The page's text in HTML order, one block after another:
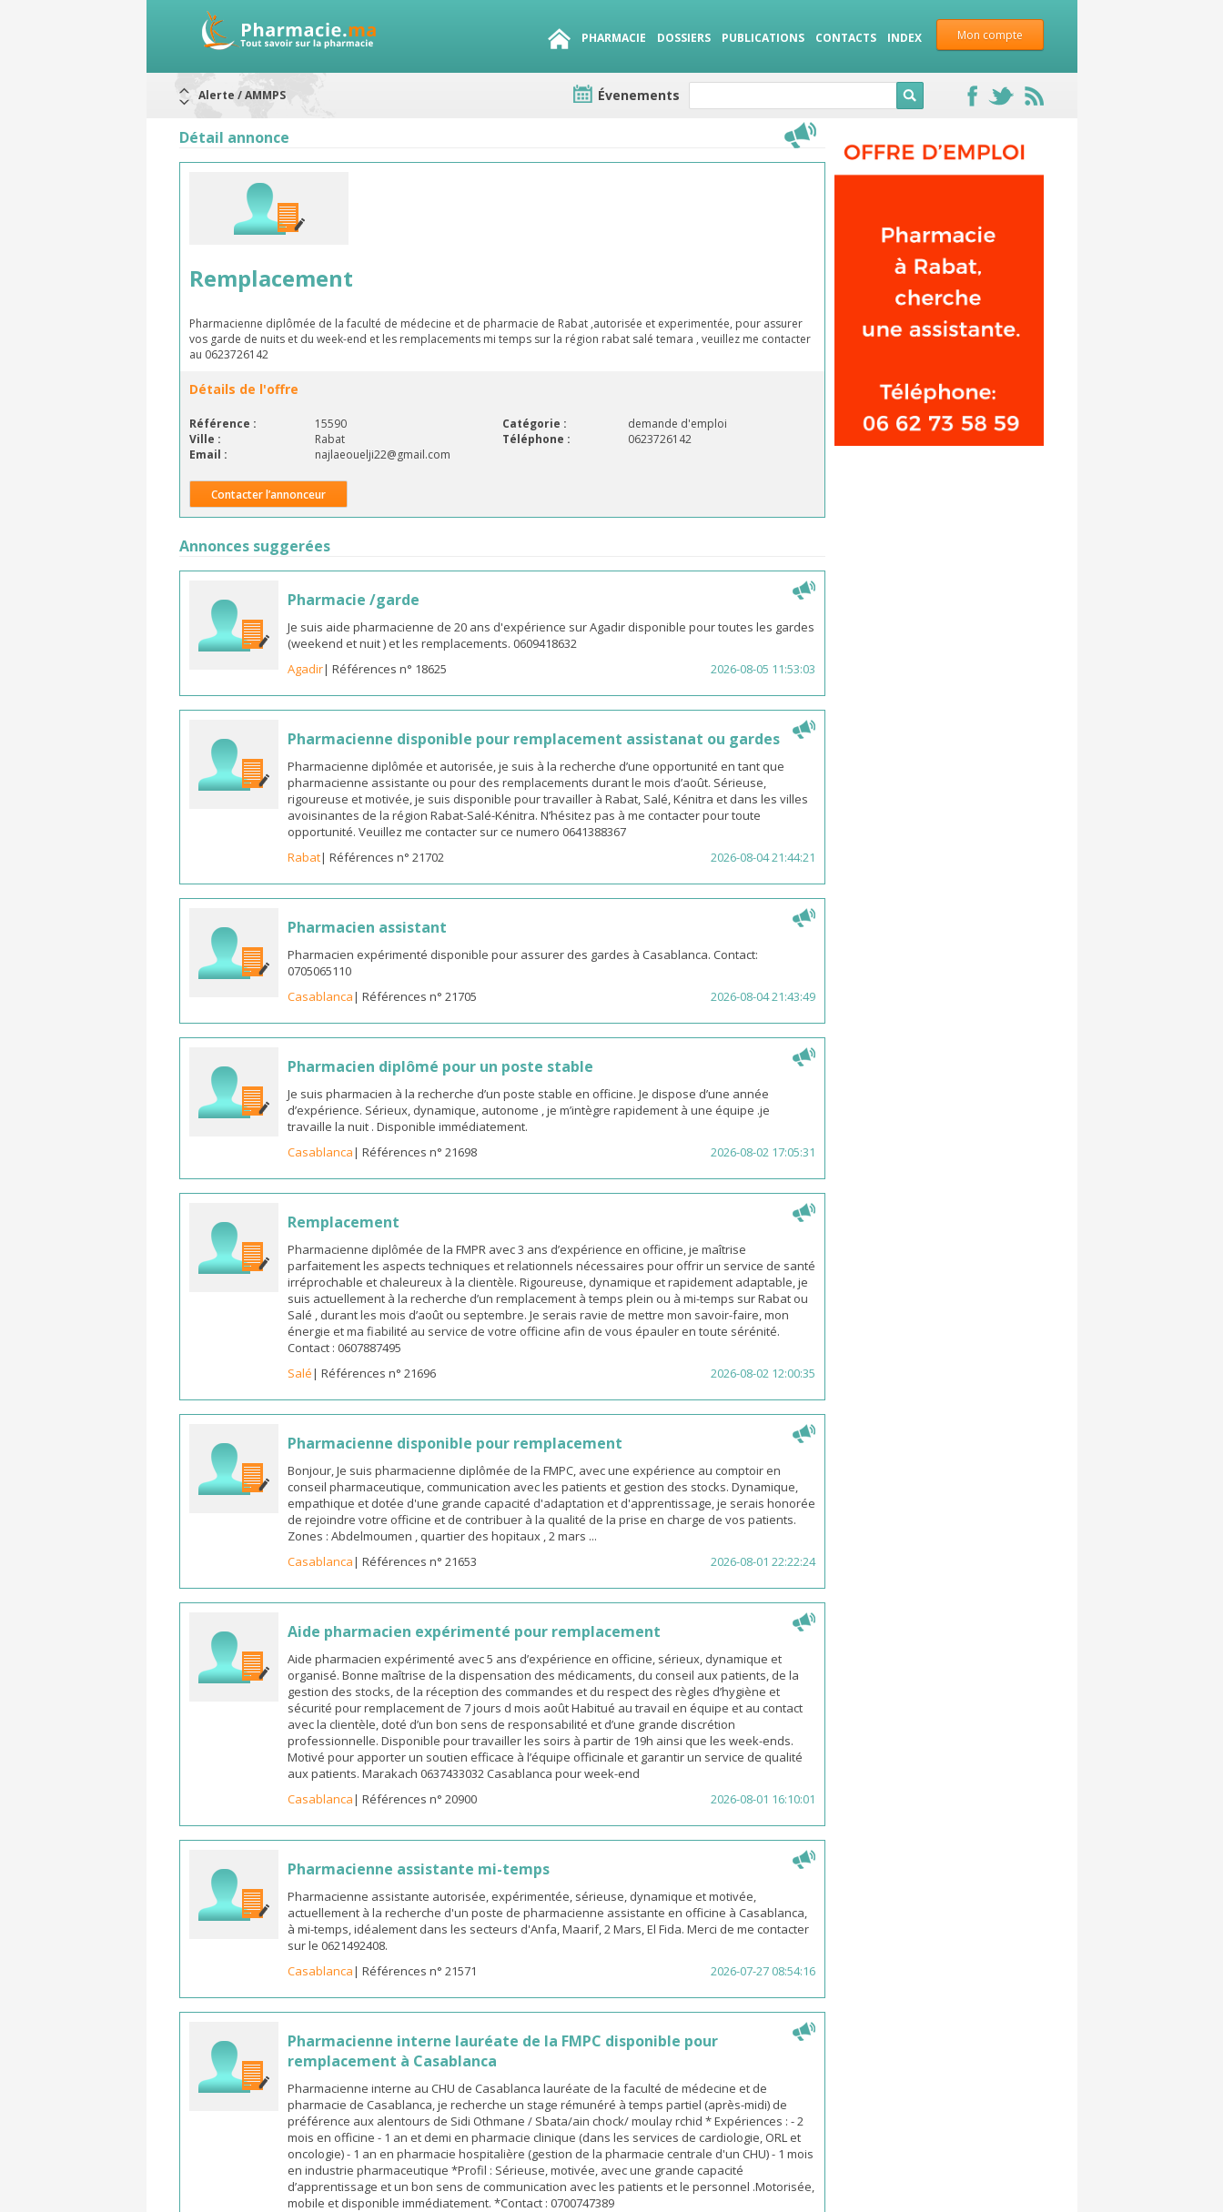
Mon compte
PHARMACIE DOSSIERS PUBLICATIONS CONTACTS INDEX
Alerte / AMMPS
ARRÊT DE COMMERCIALISATION
Rappel de lots : préparations lactées
Évenements
Détail annonce
Remplacement
Pharmacienne diplômée de la faculté de médecine et de pharmacie de Rabat ,autorisée et experimentée, pour assurer
vos garde de nuits et du week-end et les remplacements mi temps sur la région rabat salé temara , veuillez me contacter
au 0623726142
Détails de l'offre
Référence : 15590 Catégorie :
demande d'emploi
Ville :
Rabat Téléphone :
0623726142
Email :
najlaeouelji22@gmail.com
Contacter l’annonceur
Annonces suggerées
Pharmacie /garde
Je suis aide pharmacienne de 20 ans d'expérience sur Agadir disponible pour toutes les gardes
(weekend et nuit ) et les remplacements. 0609418632
Agadir| Références n° 18625 2026-08-05 11:53:03
Pharmacienne disponible pour remplacement assistanat ou gardes
Pharmacienne diplômée et autorisée, je suis à la recherche d’une opportunité en tant que
pharmacienne assistante ou pour des remplacements durant le mois d’août. Sérieuse,
rigoureuse et motivée, je suis disponible pour travailler à Rabat, Salé, Kénitra et dans les villes
avoisinantes de la région Rabat-Salé-Kénitra. N’hésitez pas à me contacter pour toute
opportunité. Veuillez me contacter sur ce numero 0641388367
Rabat| Références n° 21702 2026-08-04 21:44:21
Pharmacien assistant
Pharmacien expérimenté disponible pour assurer des gardes à Casablanca. Contact:
0705065110
Casablanca| Références n° 21705 2026-08-04 21:43:49
Pharmacien diplômé pour un poste stable
Je suis pharmacien à la recherche d’un poste stable en officine. Je dispose d’une année
d’expérience. Sérieux, dynamique, autonome , je m’intègre rapidement à une équipe .je
travaille la nuit . Disponible immédiatement.
Casablanca| Références n° 21698 2026-08-02 17:05:31
Remplacement
Pharmacienne diplômée de la FMPR avec 3 ans d’expérience en officine, je maîtrise
parfaitement les aspects techniques et relationnels nécessaires pour offrir un service de santé
irréprochable et chaleureux à la clientèle. Rigoureuse, dynamique et rapidement adaptable, je
suis actuellement à la recherche d’un remplacement à temps plein ou à mi-temps sur Rabat ou
Salé , durant les mois d’août ou septembre. Je serais ravie de mettre mon savoir-faire, mon
énergie et ma fiabilité au service de votre officine afin de vous épauler en toute sérénité.
Contact : 0607887495
Salé| Références n° 21696 2026-08-02 12:00:35
Pharmacienne disponible pour remplacement
Bonjour, Je suis pharmacienne diplômée de la FMPC, avec une expérience au comptoir en
conseil pharmaceutique, communication avec les patients et gestion des stocks. Dynamique,
empathique et dotée d'une grande capacité d'adaptation et d'apprentissage, je serais honorée
de rejoindre votre officine et de contribuer à la qualité de la prise en charge de vos patients.
Zones : Abdelmoumen , quartier des hopitaux , 2 mars ...
Casablanca| Références n° 21653 2026-08-01 22:22:24
Aide pharmacien expérimenté pour remplacement
Aide pharmacien expérimenté avec 5 ans d’expérience en officine, sérieux, dynamique et
organisé. Bonne maîtrise de la dispensation des médicaments, du conseil aux patients, de la
gestion des stocks, de la réception des commandes et du respect des règles d’hygiène et
sécurité pour remplacement de 7 jours d mois août Habitué au travail en équipe et au contact
avec la clientèle, doté d’un bon sens de responsabilité et d’une grande discrétion
professionnelle. Disponible pour travailler les soirs à partir de 19h ainsi que les week-ends.
Motivé pour apporter un soutien efficace à l’équipe officinale et garantir un service de qualité
aux patients. Marakach 0637433032 Casablanca pour week-end
Casablanca| Références n° 20900 2026-08-01 16:10:01
Pharmacienne assistante mi-temps
Pharmacienne assistante autorisée, expérimentée, sérieuse, dynamique et motivée,
actuellement à la recherche d'un poste de pharmacienne assistante en officine à Casablanca,
à mi-temps, idéalement dans les secteurs d'Anfa, Maarif, 2 Mars, El Fida. Merci de me contacter
sur le 0621492408.
Casablanca| Références n° 21571 2026-07-27 08:54:16
Pharmacienne interne lauréate de la FMPC disponible pour
remplacement à Casablanca
Pharmacienne interne au CHU de Casablanca lauréate de la faculté de médecine et de
pharmacie de Casablanca, je recherche un stage rémunéré à temps partiel (après-midi) de
préférence aux alentours de Sidi Othmane / Sbata/ain chock/ moulay rchid * Expériences : - 2
mois en officine - 1 an et demi en pharmacie clinique (dans les services de cardiologie, ORL et
oncologie) - 1 an en pharmacie hospitalière (gestion de la pharmacie centrale d'un CHU) - 1 mois
en industrie pharmaceutique *Profil : Sérieuse, motivée, avec une grande capacité
d’apprentissage et un bon sens de communication avec les patients et le personnel .Motorisée,
mobile et disponible immédiatement. *Contact : 0700747389